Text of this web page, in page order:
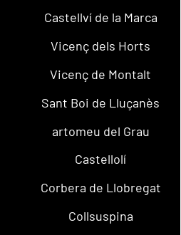
Castellví de la Marca
Vicenç dels Horts
Vicenç de Montalt
Sant Boi de Lluçanès
artomeu del Grau
Castellolí
Corbera de Llobregat
Collsuspina